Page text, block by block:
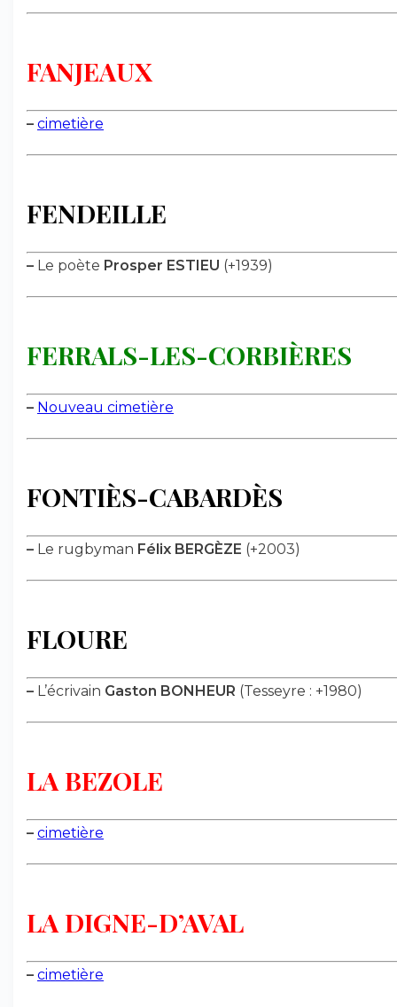
FANJEAUX
– cimetière
FENDEILLE
– Le poète Prosper ESTIEU (+1939)
FERRALS-LES-CORBIÈRES
– Nouveau cimetière
FONTIÈS-CABARDÈS
– Le rugbyman Félix BERGÈZE (+2003)
FLOURE
– L’écrivain Gaston BONHEUR (Tesseyre : +1980)
LA BEZOLE
– cimetière
LA DIGNE-D’AVAL
– cimetière